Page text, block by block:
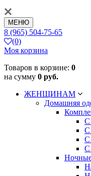
МЕНЮ
8 (965) 504-75-65
(0)
Моя корзина
Товаров в корзине: 0
на сумму 0 руб.
ЖЕНЩИНАМ
Домашняя
С
С
С
С